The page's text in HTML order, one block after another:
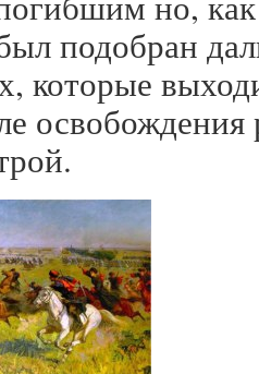
подобран
которые